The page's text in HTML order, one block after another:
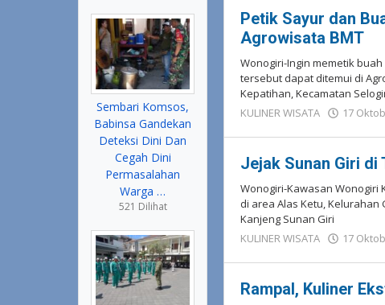
Sembari Komsos,
Babinsa Gandekan
Deteksi Dini Dan
Cegah Dini
Permasalahan
Warga …
521 Dilihat
Petik Sayur dan
Agrowisata BMT
Wonogiri-Ingin memetik
tersebut dapat ditemui di
Kepatihan, Kecamatan
KULINER WISATA
17
Jejak Sunan Giri di
Wonogiri-Kawasan Wonogiri
di area Alas Ketu, Kelurahan
Kanjeng Sunan Giri
KULINER WISATA
17
Rampal, Kuliner